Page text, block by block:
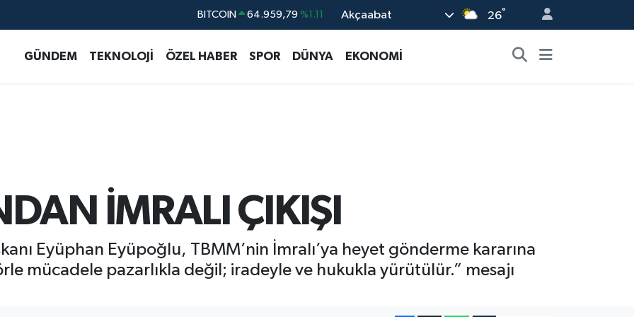
DOLAR 47,7436 %0.18 Akçaabat 26°
GÜNDEM TEKNOLOJİ ÖZEL HABER SPOR DÜNYA EKONOMİ
İMRALI ÇIKIŞI
Eyüphan Eyüpoğlu, TBMM’nin İmralı’ya heyet gönderme kararına
mücadele pazarlıkla değil; iradeyle ve hukukla yürütülür.” mesajı